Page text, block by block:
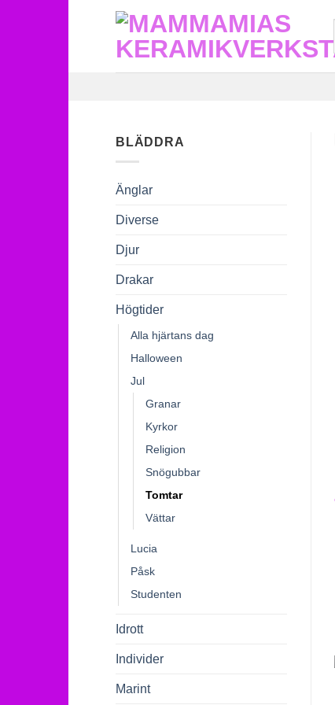
BLÄDDRA
Änglar
Diverse
Djur
Drakar
Högtider
Alla hjärtans dag
Halloween
Jul
Granar
Kyrkor
Religion
Snögubbar
Tomtar
Vättar
Lucia
Påsk
Studenten
Idrott
Individer
Marint